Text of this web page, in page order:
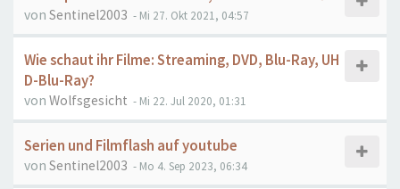
von Sentinel2003 - Mi 27. Okt 2021, 04:57
Wie schaut ihr Filme: Streaming, DVD, Blu-Ray, UH
D-Blu-Ray?
von Wolfsgesicht - Mi 22. Jul 2020, 01:31
Serien und Filmflash auf youtube
von Sentinel2003 - Mo 4. Sep 2023, 06:34